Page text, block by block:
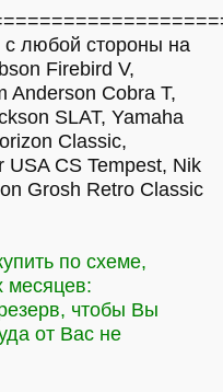
любой стороны на
Firebird V,
Anderson Cobra T,
SLAT, Yamaha
Classic,
USA CS Tempest, Nik
Grosh Retro Classic
по схеме,
месяцев:
чтобы Вы
от Вас не